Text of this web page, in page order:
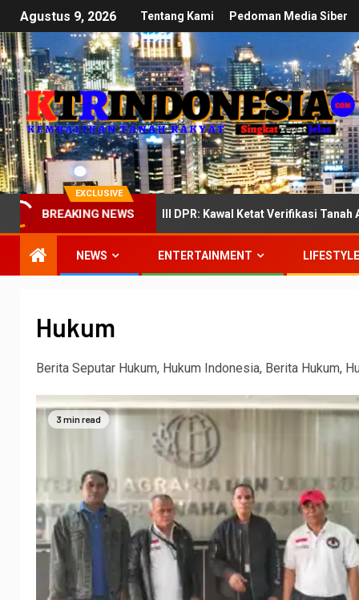
Agustus 9, 2026 Tentang Kami Pedoman Media Siber
EXCLUSIVE
BREAKING NEWS
Menuju Komisi III DPR: Kawal Ketat Verifikasi Tanah Adat yang
NEWS ENTERTAINMENT LIFESTYLE
Hukum
Berita Seputar Hukum, Hukum Indonesia, Berita Hukum,
3 min read